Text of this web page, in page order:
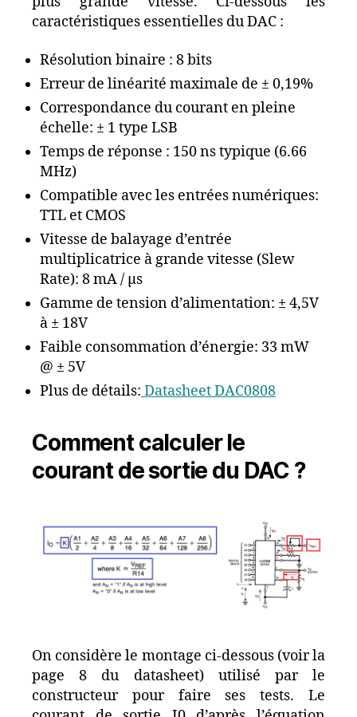
caractéristiques essentielles du DAC :
Résolution binaire : 8 bits
Erreur de linéarité maximale de ± 0,19%
Correspondance du courant en pleine
échelle: ± 1 type LSB
Temps de réponse : 150 ns typique (6.66
MHz)
Compatible avec les entrées numériques:
TTL et CMOS
Vitesse de balayage d’entrée
multiplicatrice à grande vitesse (Slew
Rate): 8 mA / µs
Gamme de tension d’alimentation: ± 4,5V
à ± 18V
Faible consommation d’énergie: 33 mW
@ ± 5V
Plus de détails: Datasheet DAC0808
Comment calculer le
courant de sortie du DAC ?
On considère le montage ci-dessous (voir la
page 8 du datasheet) utilisé par le
constructeur pour faire ses tests. Le